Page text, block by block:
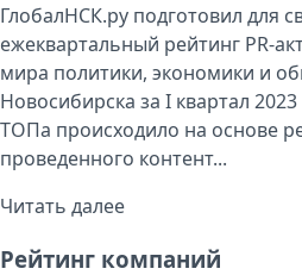
ГлобалНСК.ру подготовил для
ежеквартальный рейтинг PR-
мира политики, экономики и
Новосибирска за I квартал
ТОПа происходило на основе
проведенного контент...
Читать далее
Рейтинг компаний